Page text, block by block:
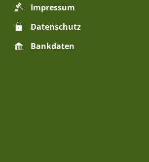
Impressum
Datenschutz
Bankdaten